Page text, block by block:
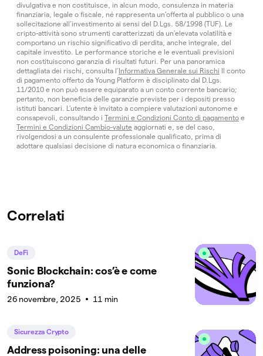
divulgativa e non costituisce, in alcun modo, consulenza in materia
finanziaria, legale o fiscale, né rappresenta un’offerta al pubblico o una
sollecitazione all’investimento ai sensi del D.Lgs. 58/1998 (TUF). Le
cripto-attività sono strumenti caratterizzati da un’elevata volatilità e
comportano un rischio significativo di perdita, anche integrale, del
capitale investito. Le performance storiche e le eventuali previsioni
non costituiscono garanzia di risultati futuri. Per una panoramica
dettagliata dei rischi, consulta l’Informativa Generale sui Rischi Il conto
di pagamento offerto da Young Platform è disciplinato dal D.Lgs.
11/2010 e non può essere equiparato a un conto corrente bancario;
pertanto, non beneficia delle garanzie previste per i depositi presso
istituti bancari. L’utente è invitato a compiere valutazioni autonome e
consapevoli, consultando i Termini e Condizioni Conto di pagamento e
Termini e Condizioni Cambio-valute aggiornati e, se del caso,
rivolgendosi a un consulente professionale qualificato, prima di
adottare qualsiasi decisione di natura economica o finanziaria.
Correlati
DeFi
Sonic Blockchain: cos’è e come
funziona?
26 novembre, 2025 11 min
Sicurezza Crypto
Address poisoning: una delle